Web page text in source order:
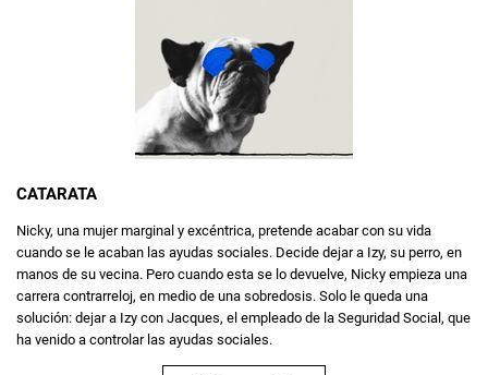
CATARATA
Nicky, una mujer marginal y excéntrica, pretende acabar con su vida
cuando se le acaban las ayudas sociales. Decide dejar a Izy, su perro, en
manos de su vecina. Pero cuando esta se lo devuelve, Nicky empieza una
carrera contrarreloj, en medio de una sobredosis. Solo le queda una
solución: dejar a Izy con Jacques, el empleado de la Seguridad Social, que
ha venido a controlar las ayudas sociales.